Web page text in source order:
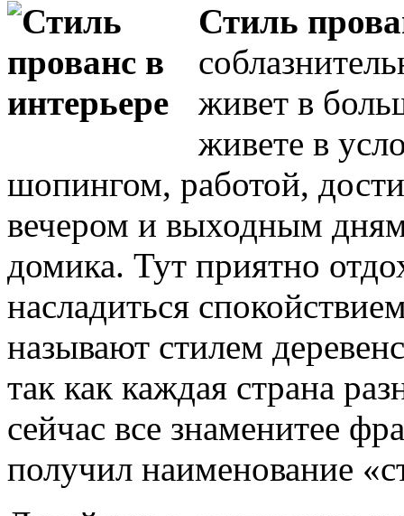
Стиль
живет в
живете в
шопингом, работой,
вечером и выходным
домика. Тут приятно
насладиться
называют стилем
так как каждая страна
сейчас все знаменитее
получил наименование